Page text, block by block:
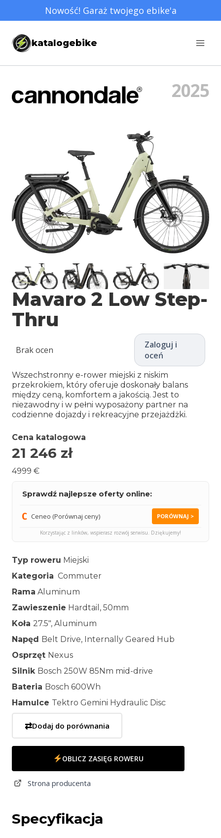
do
treści
Nowość! Garaż twojego ebike'a
katalogebike
2025
Mavaro 2 Low Step-
Thru
Brak ocen
Zaloguj i
oceń
Wszechstronny e-rower miejski z niskim
przekrokiem, który oferuje doskonały balans
między ceną, komfortem a jakością. Jest to
niezawodny i w pełni wyposażony partner na
codzienne dojazdy i rekreacyjne przejażdżki.
Cena katalogowa
21 246 zł
4999 €
Sprawdź najlepsze oferty online:
Ceneo (Porównaj ceny) PORÓWNAJ >
Korzystając z linków, wspierasz rozwój serwisu. Dziękujemy!
Typ roweru Miejski
Kategoria Commuter
Rama Aluminum
Zawieszenie Hardtail, 50mm
Koła 27.5″, Aluminum
Napęd Belt Drive, Internally Geared Hub
Osprzęt Nexus
Silnik Bosch 250W 85Nm mid-drive
Bateria Bosch 600Wh
Hamulce Tektro Gemini Hydraulic Disc
⇄Dodaj do porównania
OBLICZ ZASIĘG ROWERU
Strona producenta
Specyfikacja